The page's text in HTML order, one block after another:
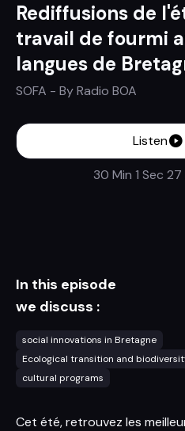
Rediffusions de
travail de fourmi
langues de
SOFA - ByRadio BOA
Listen
30 Min 1 Sec 27
In this episode
we discuss :
social innovations in Bretagne
Ecological transition and
cultural programs
Cet été, retrouvez les